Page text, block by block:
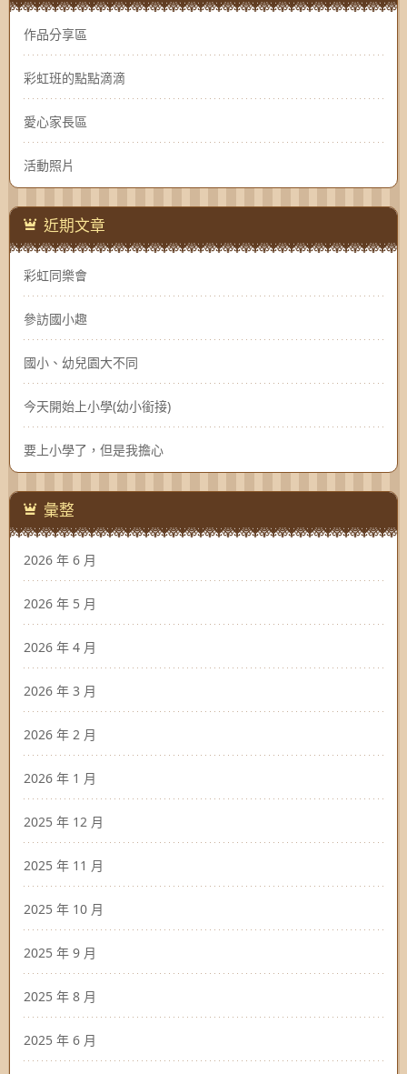
作品分享區
彩虹班的點點滴滴
愛心家長區
活動照片
近期文章
彩虹同樂會
參訪國小趣
國小、幼兒園大不同
今天開始上小學(幼小銜接)
要上小學了，但是我擔心
彙整
2026 年 6 月
2026 年 5 月
2026 年 4 月
2026 年 3 月
2026 年 2 月
2026 年 1 月
2025 年 12 月
2025 年 11 月
2025 年 10 月
2025 年 9 月
2025 年 8 月
2025 年 6 月